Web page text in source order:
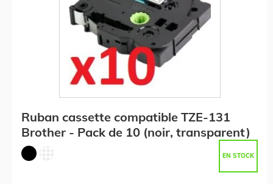
Ruban cassette compatible TZE-131
Brother - Pack de 10 (noir, transparent)
EN STOCK